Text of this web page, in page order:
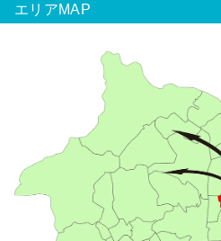
エリアMAP